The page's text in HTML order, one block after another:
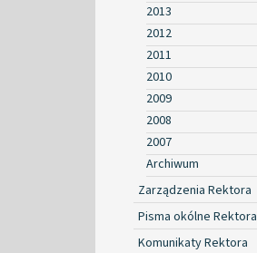
2013
2012
2011
2010
2009
2008
2007
Archiwum
Zarządzenia Rektora
Pisma okólne Rektora
Komunikaty Rektora